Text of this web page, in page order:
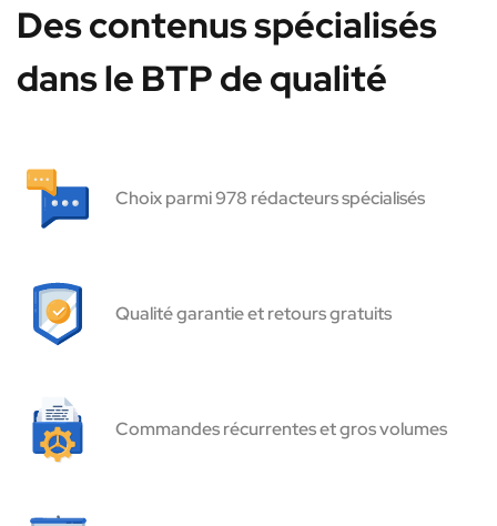
Des contenus spécialisés
dans le BTP de qualité
Choix parmi 978 rédacteurs spécialisés
Qualité garantie et retours gratuits
Commandes récurrentes et gros volumes